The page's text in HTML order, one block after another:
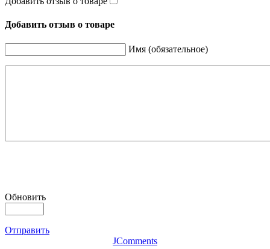
Добавить отзыв о товаре
Имя (обязательное)
Обновить
Отправить
JComments